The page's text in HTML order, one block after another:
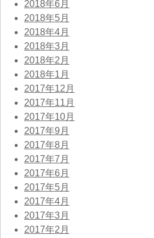
2018年6月
2018年5月
2018年4月
2018年3月
2018年2月
2018年1月
2017年12月
2017年11月
2017年10月
2017年9月
2017年8月
2017年7月
2017年6月
2017年5月
2017年4月
2017年3月
2017年2月